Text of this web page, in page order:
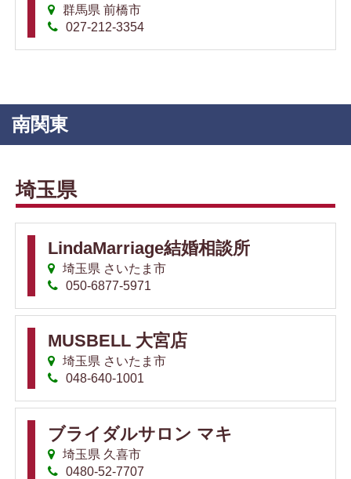
群馬県 前橋市
027-212-3354
南関東
埼玉県
LindaMarriage結婚相談所
埼玉県 さいたま市
050-6877-5971
MUSBELL 大宮店
埼玉県 さいたま市
048-640-1001
ブライダルサロン マキ
埼玉県 久喜市
0480-52-7707